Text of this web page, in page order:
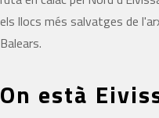
els llocs més salvatges de
Balears.
On està